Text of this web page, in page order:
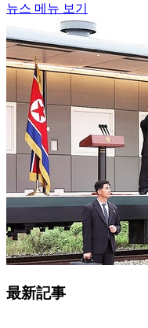
뉴스 메뉴 보기
最新記事